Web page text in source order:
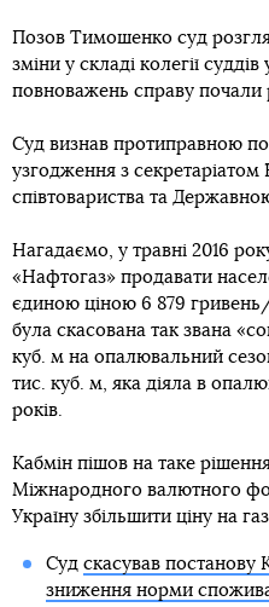
Позов Тимошенко суд
зміни у складі колегії суддів
повноважень справу почали
Суд визнав протиправною
узгодження з секретаріатом
співтовариства та
Нагадаємо, у травні 2016
«Нафтогаз» продавати
єдиною ціною 6 879
була скасована так звана
куб. м на опалювальний
тис. куб. м, яка діяла в
років.
Кабмін пішов на таке
Міжнародного валютного
Україну збільшити ціну на
Суд скасував постанову
зниження норми